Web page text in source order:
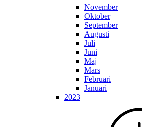
November
Oktober
September
Augusti
Juli
Juni
Maj
Mars
Februari
Januari
2023